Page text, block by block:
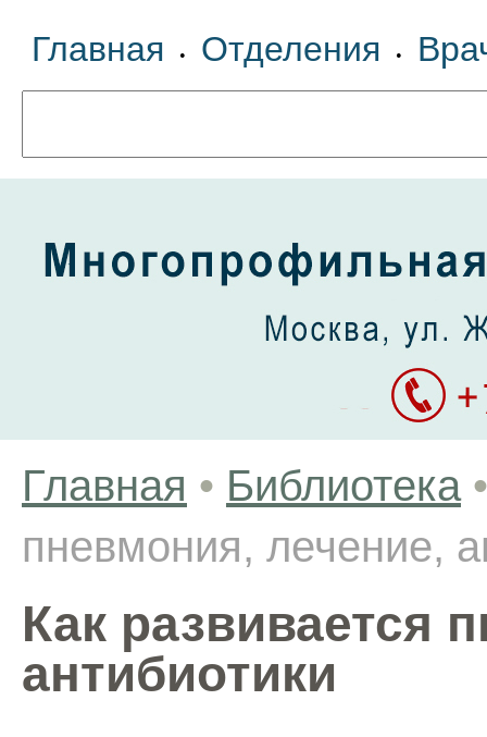
Главная • Отделения •
Главная • Библиотека •
пневмония, лечение,
Как развивается
антибиотики